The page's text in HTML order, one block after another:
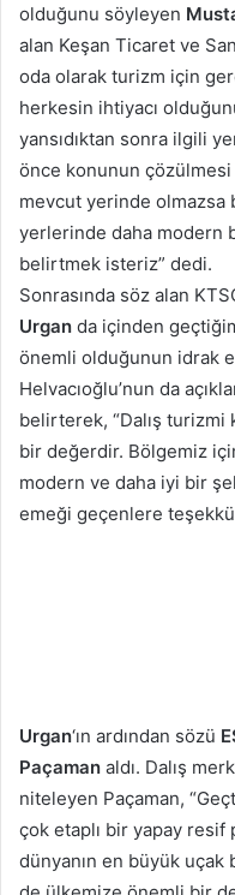
olduğunu söyleyen
alan Keşan Ticaret ve
oda olarak turizm için
herkesin ihtiyacı
yansıdıktan sonra ilgili
önce konunun çözülmesi
mevcut yerinde olmazsa
yerlerinde daha modern
belirtmek isteriz” dedi.
Sonrasında söz alan
Urgan da içinden
önemli olduğunun idrak
Helvacıoğlu’nun da
belirterek, “Dalış turizmi
bir değerdir. Bölgemiz
modern ve daha iyi bir
emeği geçenlere
Urgan‘ın ardından sözü
Paçaman aldı. Dalış
niteleyen Paçaman,
çok etaplı bir yapay
dünyanın en büyük uçak